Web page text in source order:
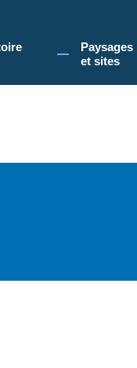
acceptez l'utilisation de
Paysages
et sites